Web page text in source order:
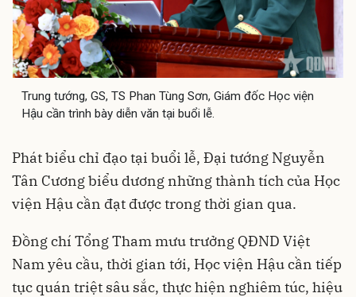
Trung tướng, GS, TS Phan Tùng Sơn, Giám đốc Học viện
Hậu cần trình bày diễn văn tại buổi lễ.
Phát biểu chỉ đạo tại buổi lễ, Đại tướng Nguyễn
Tân Cương biểu dương những thành tích của Học
viện Hậu cần đạt được trong thời gian qua.
Đồng chí Tổng Tham mưu trưởng QĐND Việt
Nam yêu cầu, thời gian tới, Học viện Hậu cần tiếp
tục quán triệt sâu sắc, thực hiện nghiêm túc, hiệu